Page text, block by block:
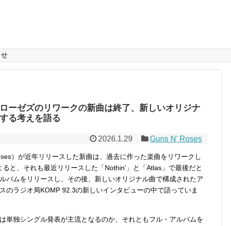
ーゼズのリワークの新曲は終了、新しいオリジナ
る考えを語る
2026.1.29 Guns N' Roses
）が近年リリースした新曲は、過去に作った楽曲をリワークし
と、それも最近リリースした「Nothin’」と「Atlas」で最後だと
バムをリリースし、その後、新しいオリジナル曲で構成されたア
のラジオ局KOMP 92.3の新しいインタビューの中で語っていま
単独シングル発表が主流となるのか、それともフル・アルバムを